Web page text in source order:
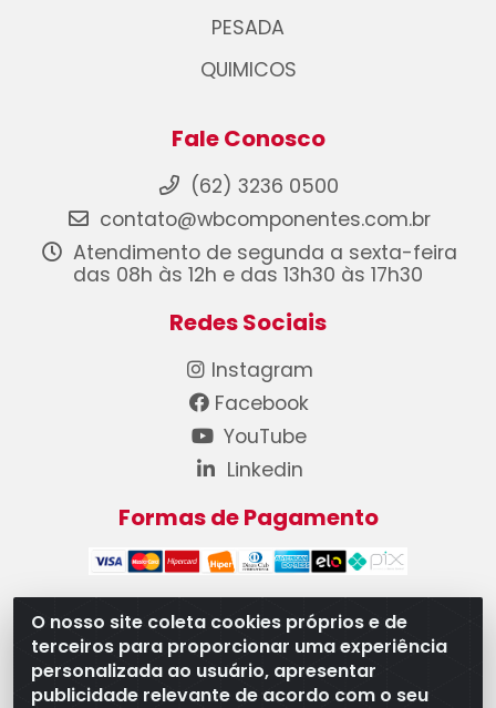
O nosso site coleta cookies próprios e de
terceiros para proporcionar uma experiência
personalizada ao usuário, apresentar
publicidade relevante de acordo com o seu
PESADA
QUIMICOS
Fale Conosco
(62) 3236 0500
contato@wbcomponentes.com.br
Atendimento de segunda a sexta-feira
das 08h às 12h e das 13h30 às 17h30
Redes Sociais
Instagram
Facebook
YouTube
Linkedin
Formas de Pagamento
WB Componentes Automotivos LTDA - CNPJ
08.528.393/0001-12 - Rua do Níquel, 667 - Parque
Oeste Industrial, Goiânia/GO - CEP 74375-660